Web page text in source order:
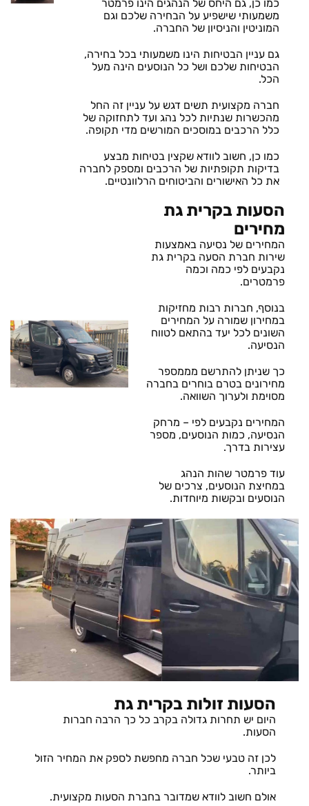
כמו כן, גם היחס של הנהגים הינו פרמטר
משמעותי שישפיע על הבחירה שלכם וגם
המוניטין והניסיון של החברה.
גם עניין הבטיחות הינו משמעותי בכל בחירה,
הבטיחות שלכם ושל כל הנוסעים הינה מעל
הכל.
חברה מקצועית תשים דגש על עניין זה החל
מהכשרות שנתיות לכל נהג ועד לתחזוקה של
כלל הרכבים במוסכים המורשים מדי תקופה.
כמו כן, חשוב לוודא שקצין בטיחות מבצע
בדיקות תקופתיות של הרכבים ומספק לחברה
את כל האישורים והביטוחים הרלוונטיים.
הסעות בקרית גת
מחירים
המחירים של נסיעה באמצעות
שירות חברת הסעה בקרית גת
נקבעים לפי כמה וכמה
פרמטרים.
בנוסף, חברות רבות מחזיקות
במחירון שמורה על המחירים
השונים לכל יעד בהתאם לטווח
הנסיעה.
כך שניתן להתרשם מממספר
מחירונים בטרם בוחרים בחברה
מסוימת ולערוך השוואה.
המחירים נקבעים לפי – מרחק
הנסיעה, כמות הנוסעים, מספר
עצירות בדרך.
עוד פרמטר שהות הנהג
במחיצת הנוסעים, צרכים של
הנוסעים ובקשות מיוחדות.
הסעות זולות בקרית גת
היום יש תחרות גדולה בקרב כל כך הרבה חברות
הסעות.
לכן זה טבעי שכל חברה מחפשת לספק את המחיר הזול
ביותר.
אולם חשוב לוודא שמדובר בחברת הסעות מקצועית.